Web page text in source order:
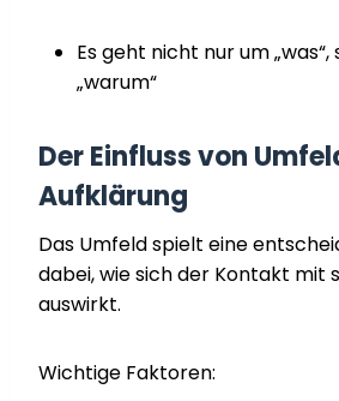
Es geht nicht nur um
„warum“
Der Einfluss von
Aufklärung
Das Umfeld spielt eine
dabei, wie sich der Kontakt mit
auswirkt.
Wichtige Faktoren: